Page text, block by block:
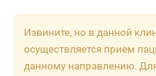
Извините, но в данной
осуществляется прием
данному направлению.